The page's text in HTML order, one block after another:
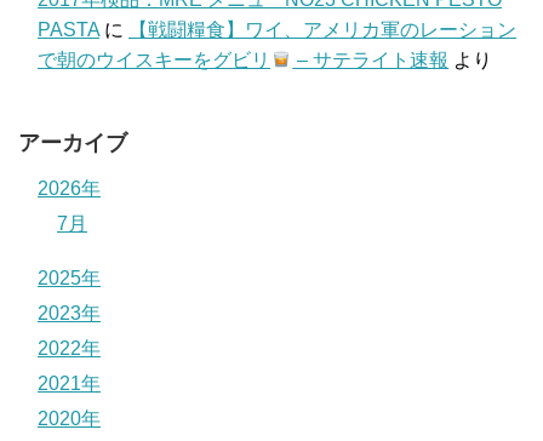
PASTA に
【戦闘糧食】ワイ、アメリカ軍のレーション
で朝のウイスキーをグビリ
– サテライト速報 より
アーカイブ
2026年
7月
2025年
2023年
2022年
2021年
2020年